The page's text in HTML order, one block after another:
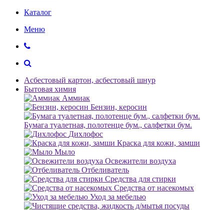
Каталог
Меню
Асбестовый картон, асбестовый шнур
Бытовая химия
Аммиак
Бензин, керосин
Бумага туалетная, полотенце бум., салфетки бум.
Дихлофос
Краска для кожи, замши
Мыло
Освежители воздуха
Отбеливатель
Средства для стирки
Средства от насекомых
Уход за мебелью